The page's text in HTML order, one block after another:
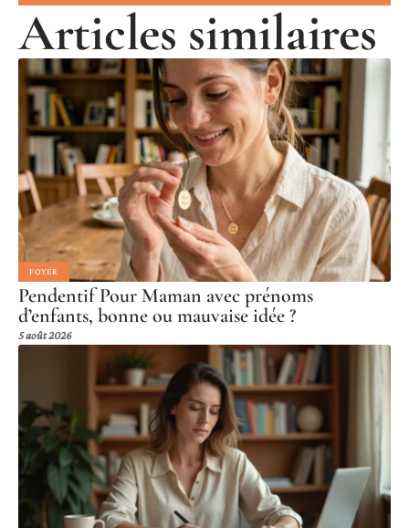
Articles similaires
FOYER
Pendentif Pour Maman avec prénoms
d’enfants, bonne ou mauvaise idée ?
5 août 2026